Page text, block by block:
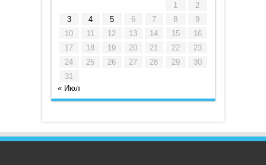
1
2
3
4 5 6 7 8
9
10
11 12 13 14 15
16
17
18 19 20 21 22
23
24
25 26 27 28 29
30
31
« Июл